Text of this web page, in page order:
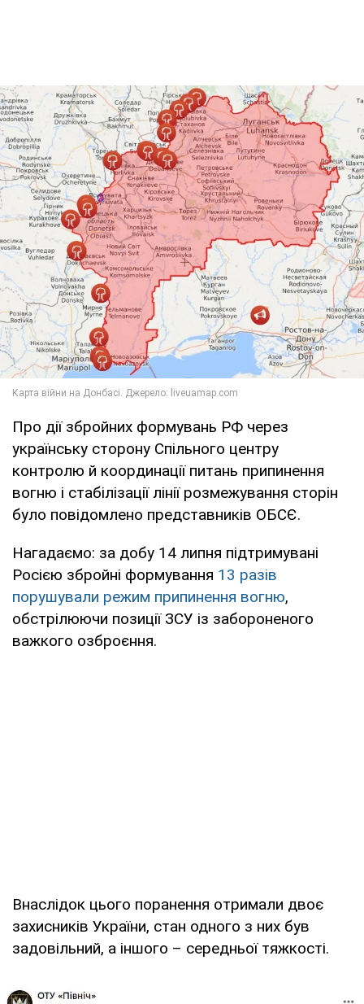
Про дії збройних формувань РФ через
українську сторону Спільного центру
контролю й координації питань припинення
вогню і стабілізації лінії розмежування сторін
було повідомлено представників ОБСЄ.
Нагадаємо: за добу 14 липня підтримувані
Росією збройні формування 13 разів
порушували режим припинення вогню,
обстрілюючи позиції ЗСУ із забороненого
важкого озброєння.
Внаслідок цього поранення отримали двоє
захисників України, стан одного з них був
задовільний, а іншого – середньої тяжкості.